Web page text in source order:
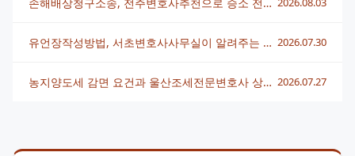
손해배상청구소송, 전주변호사추천으로 승소 전략 세우는 법
유언장작성방법, 서초변호사사무실이 알려주는 핵심 정리 2026.07.30
농지양도세 감면 요건과 울산조세전문변호사 상담 전략 총정리 2026.07.27